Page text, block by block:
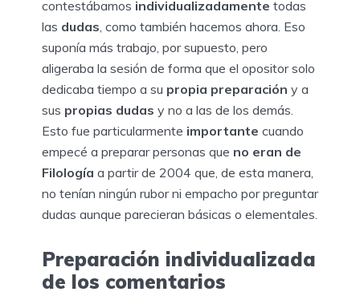
contestábamos individualizadamente todas
las dudas, como también hacemos ahora. Eso
suponía más trabajo, por supuesto, pero
aligeraba la sesión de forma que el opositor solo
dedicaba tiempo a su propia preparación y a
sus propias dudas y no a las de los demás.
Esto fue particularmente importante cuando
empecé a preparar personas que no eran de
Filología a partir de 2004 que, de esta manera,
no tenían ningún rubor ni empacho por preguntar
dudas aunque parecieran básicas o elementales.
Preparación individualizada
de los comentarios